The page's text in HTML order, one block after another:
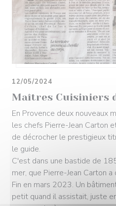
Maîtres Cuisiniers
12/05/2024
En Provence deux nouveaux
les chefs Pierre-Jean Carton
de décrocher le prestigieux
le guide.
C'est dans une bastide de
mer, que Pierre-Jean Carton
Fin en mars 2023. Un
petit quand il assistait, juste